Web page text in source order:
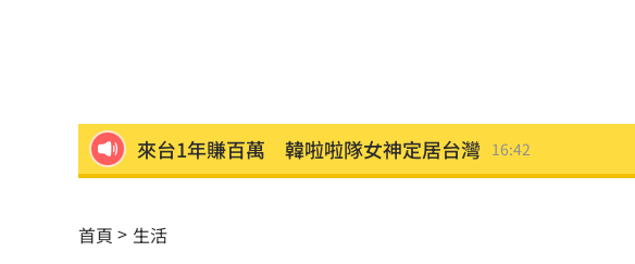
石崇良、姜至剛驚傳請辭？衛福部回應了 16:39
攝護腺肥大頻尿！10分鐘提拉手術重獲新生
首頁 生活